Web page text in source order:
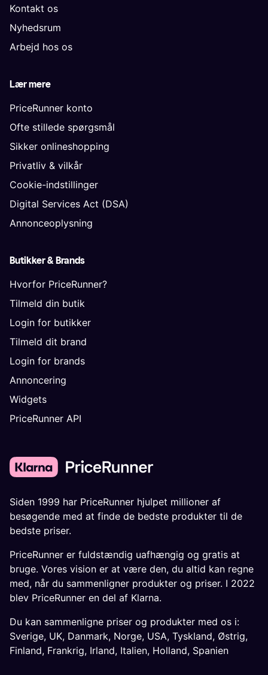
Kontakt os
Nyhedsrum
Arbejd hos os
Lær mere
PriceRunner konto
Ofte stillede spørgsmål
Sikker onlineshopping
Privatliv & vilkår
Cookie-indstillinger
Digital Services Act (DSA)
Annonceoplysning
Butikker & Brands
Hvorfor PriceRunner?
Tilmeld din butik
Login for butikker
Tilmeld dit brand
Login for brands
Annoncering
Widgets
PriceRunner API
Siden 1999 har PriceRunner hjulpet millioner af
besøgende med at finde de bedste produkter til de
bedste priser.
PriceRunner er fuldstændig uafhængig og gratis at
bruge. Vores vision er at være den, du altid kan regne
med, når du sammenligner produkter og priser. I 2022
blev PriceRunner en del af Klarna.
Du kan sammenligne priser og produkter med os i:
Sverige, UK, Danmark, Norge, USA, Tyskland, Østrig,
Finland, Frankrig, Irland, Italien, Holland, Spanien